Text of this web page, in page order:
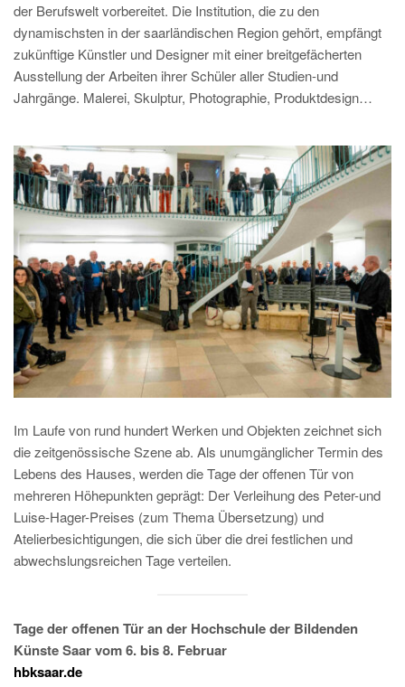
der Berufswelt vorbereitet. Die Institution, die zu den
dynamischsten in der saarländischen Region gehört, empfängt
zukünftige Künstler und Designer mit einer breitgefächerten
Ausstellung der Arbeiten ihrer Schüler aller Studien-und
Jahrgänge. Malerei, Skulptur, Photographie, Produktdesign…
Im Laufe von rund hundert Werken und Objekten zeichnet sich
die zeitgenössische Szene ab. Als unumgänglicher Termin des
Lebens des Hauses, werden die Tage der offenen Tür von
mehreren Höhepunkten geprägt: Der Verleihung des Peter-und
Luise-Hager-Preises (zum Thema Übersetzung) und
Atelierbesichtigungen, die sich über die drei festlichen und
abwechslungsreichen Tage verteilen.
Tage der offenen Tür an der Hochschule der Bildenden
Künste Saar vom 6. bis 8. Februar
hbksaar.de